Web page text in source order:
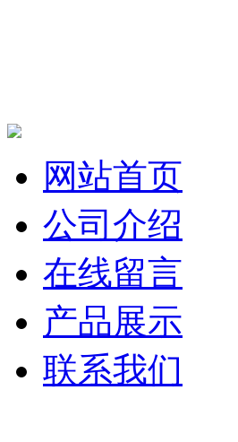
网站首页
公司介绍
在线留言
产品展示
联系我们